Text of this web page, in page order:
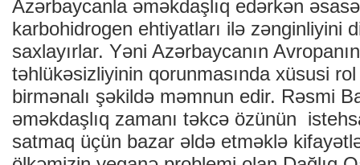
Azərbaycanla əməkdaşlıq edərkən
karbohidrogen ehtiyatları ilə zənginliyini
saxlayırlar. Yəni Azərbaycanın
təhlükəsizliyinin qorunmasında xüsusi rol
birmənalı şəkildə məmnun edir. Rəsmi
əməkdaşlıq zamanı təkcə özünün
satmaq üçün bazar əldə etməklə